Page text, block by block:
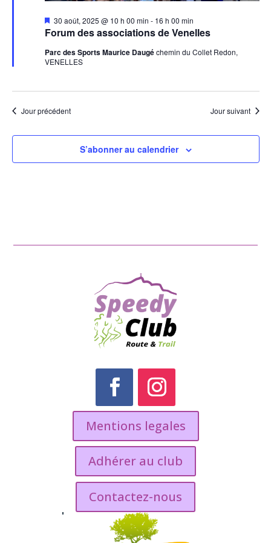
Forum des associations de Venelles
Mis
en
avant
30 août, 2025 @ 10 h 00 min - 16 h 00 min
Parc des Sports Maurice Daugéchemin du Collet Redon,
VENELLES
Jour précédent Jour suivant
S’abonner au calendrier
Mentions legales
Adhérer au club
Contactez-nous